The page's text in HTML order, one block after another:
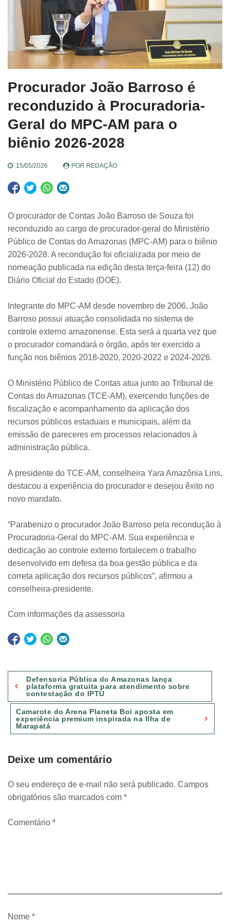
Procurador João Barroso é
reconduzido à Procuradoria-
Geral do MPC-AM para o
biênio 2026-2028
15/05/2026 POR REDAÇÃO
O procurador de Contas João Barroso de Souza foi
reconduzido ao cargo de procurador-geral do Ministério
Público de Contas do Amazonas (MPC-AM) para o biênio
2026-2028. A recondução foi oficializada por meio de
nomeação publicada na edição desta terça-feira (12) do
Diário Oficial do Estado (DOE).
Integrante do MPC-AM desde novembro de 2006, João
Barroso possui atuação consolidada no sistema de
controle externo amazonense. Esta será a quarta vez que
o procurador comandará o órgão, após ter exercido a
função nos biênios 2018-2020, 2020-2022 e 2024-2026.
O Ministério Público de Contas atua junto ao Tribunal de
Contas do Amazonas (TCE-AM), exercendo funções de
fiscalização e acompanhamento da aplicação dos
recursos públicos estaduais e municipais, além da
emissão de pareceres em processos relacionados à
administração pública.
A presidente do TCE-AM, conselheira Yara Amazônia Lins,
destacou a experiência do procurador e desejou êxito no
novo mandato.
“Parabenizo o procurador João Barroso pela recondução à
Procuradoria-Geral do MPC-AM. Sua experiência e
dedicação ao controle externo fortalecem o trabalho
desenvolvido em defesa da boa gestão pública e da
correta aplicação dos recursos públicos”, afirmou a
conselheira-presidente.
Com informações da assessoria
Navegação
de
Post
Defensoria Pública do Amazonas lança
plataforma gratuita para atendimento sobre
contestação do IPTU
Camarote do Arena Planeta Boi aposta em
experiência premium inspirada na Ilha de
Marapatá
Deixe um comentário
O seu endereço de e-mail não será publicado. Campos
obrigatórios são marcados com *
Comentário *
Nome *